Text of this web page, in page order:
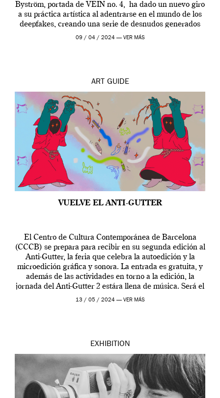
Byström, portada de VEIN no. 4, ha dado un nuevo giro
a su práctica artística al adentrarse en el mundo de los
deepfakes, creando una serie de desnudos generados
por […]
09 / 04 / 2024 — VER MÁS
ART GUIDE
VUELVE EL ANTI-GUTTER
El Centro de Cultura Contemporánea de Barcelona
(CCCB) se prepara para recibir en su segunda edición al
Anti-Gutter, la feria que celebra la autoedición y la
microedición gráfica y sonora. La entrada es gratuita, y
además de las actividades en torno a la edición, la
jornada del Anti-Gutter 2 estára llena de música. Será el
[…]
13 / 05 / 2024 — VER MÁS
EXHIBITION